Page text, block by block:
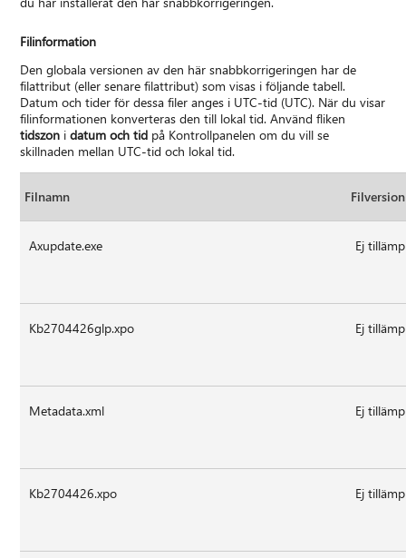
Filinformation
Den globala versionen av den här snabbkorrigeringen har de
filattribut (eller senare filattribut) som visas i följande tabell.
Datum och tider för dessa filer anges i UTC-tid (UTC). När du visar
filinformationen konverteras den till lokal tid. Använd fliken
tidszon idatum och tid på Kontrollpanelen om du vill se
skillnaden mellan UTC-tid och lokal tid.
Filnamn Filversion
Axupdate.exe Ej
Kb2704426glp.xpo Ej
Metadata.xml Ej
Kb2704426.xpo Ej